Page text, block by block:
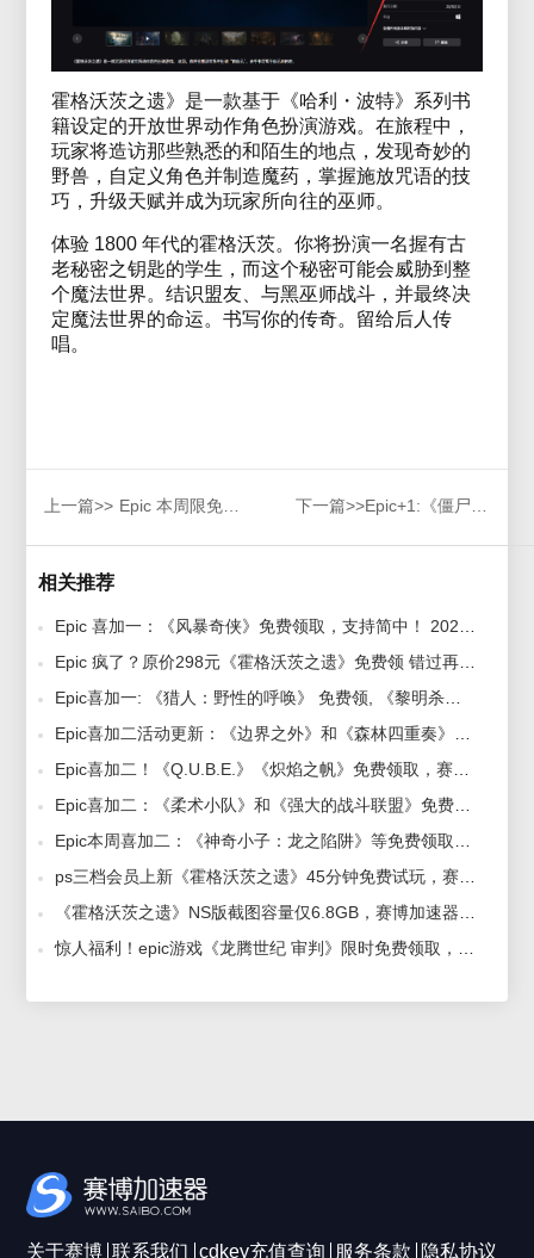
霍格沃茨之遗》是一款基于《哈利・波特》系列书
籍设定的开放世界动作角色扮演游戏。在旅程中，
玩家将造访那些熟悉的和陌生的地点，发现奇妙的
野兽，自定义角色并制造魔药，掌握施放咒语的技
巧，升级天赋并成为玩家所向往的巫师。
体验 1800 年代的霍格沃茨。你将扮演一名握有古
老秘密之钥匙的学生，而这个秘密可能会威胁到整
个魔法世界。结识盟友、与黑巫师战斗，并最终决
定魔法世界的命运。书写你的传奇。留给后人传
唱。
上一篇>> Epic 本周限免游戏《挺进地牢》《神之扳机》白嫖啦! 下一篇>>Epic+1:《僵尸斯塔布斯》免费送,下周《睡梦杀机》
相关推荐
关于赛博 联系我们 cdkey充值查询 服务条款 隐私协议